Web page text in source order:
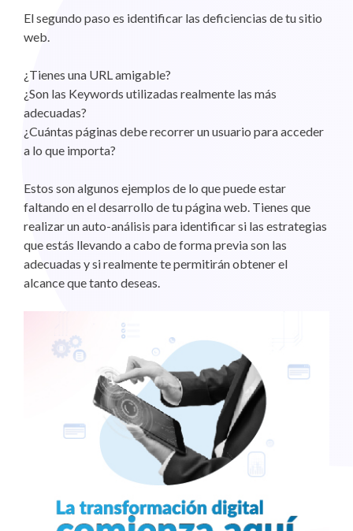
El segundo paso es identificar las deficiencias de tu sitio
web.
¿Tienes una URL amigable?
¿Son las Keywords utilizadas realmente las más
adecuadas?
¿Cuántas páginas debe recorrer un usuario para acceder
a lo que importa?
Estos son algunos ejemplos de lo que puede estar
faltando en el desarrollo de tu página web. Tienes que
realizar un auto-análisis para identificar si las estrategias
que estás llevando a cabo de forma previa son las
adecuadas y si realmente te permitirán obtener el
alcance que tanto deseas.